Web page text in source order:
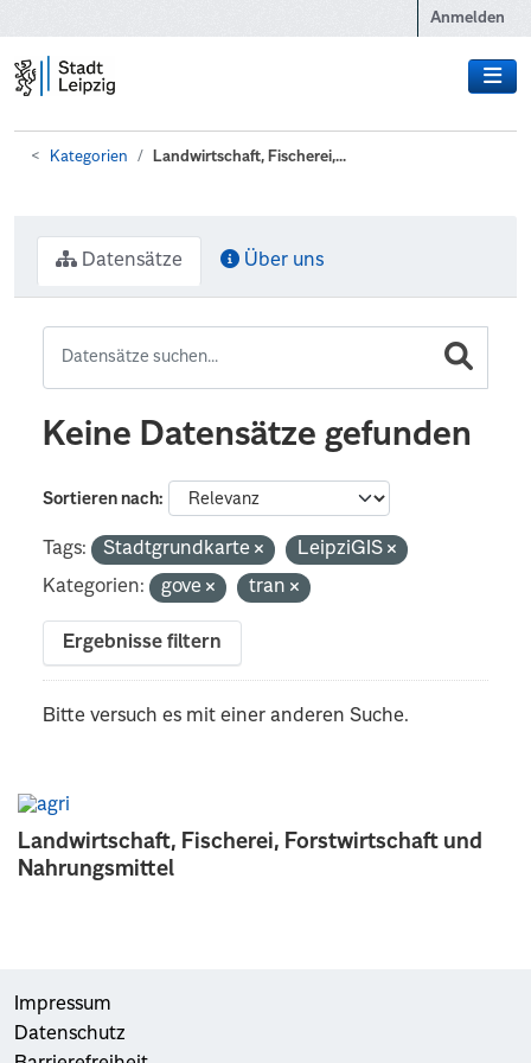
Anmelden
Kategorien Landwirtschaft, Fischerei,...
Landwirtschaft, Fischerei, Forstwirtschaft und
Nahrungsmittel
Datensätze Über uns
Keine Datensätze gefunden
Sortieren nach
Tags: Stadtgrundkarte
LeipziGIS
Kategorien:
gove tran
Ergebnisse filtern
Bitte versuch es mit einer anderen Suche.
Impressum
Datenschutz